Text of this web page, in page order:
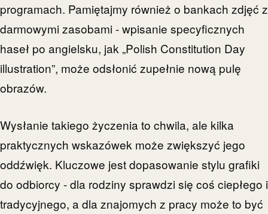
programach. Pamiętajmy również o bankach zdjęć z
darmowymi zasobami - wpisanie specyficznych
haseł po angielsku, jak „Polish Constitution Day
illustration”, może odsłonić zupełnie nową pulę
obrazów.
Wysłanie takiego życzenia to chwila, ale kilka
praktycznych wskazówek może zwiększyć jego
oddźwięk. Kluczowe jest dopasowanie stylu grafiki
do odbiorcy - dla rodziny sprawdzi się coś ciepłego i
tradycyjnego, a dla znajomych z pracy może to być